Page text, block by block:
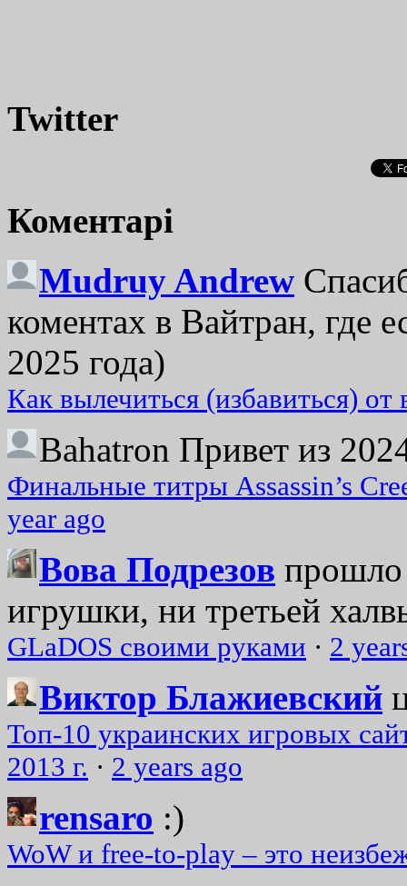
Twitter
Коментарі
Mudruy Andrew
коментах в Вайтран, где
2025 года)
Как вылечиться (избавиться)
Bahatron Привет из
Финальные титры Assassin’s
year ago
Вова Подрезов прошло
игрушки, ни третьей
GLaDOS своими руками · 2
Виктор Блажиевский
Топ-10 украинских игровых
2013 г. · 2 years ago
rensaro :)
WoW и free-to-play – это